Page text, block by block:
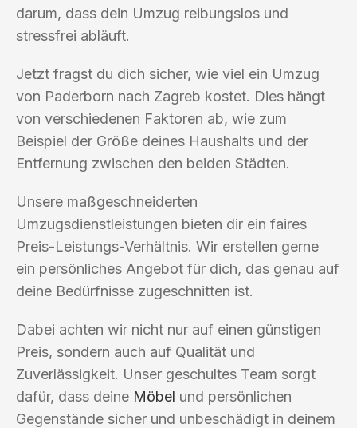
darum, dass dein Umzug reibungslos und
stressfrei abläuft.
Jetzt fragst du dich sicher, wie viel ein Umzug
von Paderborn nach Zagreb kostet. Dies hängt
von verschiedenen Faktoren ab, wie zum
Beispiel der Größe deines Haushalts und der
Entfernung zwischen den beiden Städten.
Unsere maßgeschneiderten
Umzugsdienstleistungen bieten dir ein faires
Preis-Leistungs-Verhältnis. Wir erstellen gerne
ein persönliches Angebot für dich, das genau auf
deine Bedürfnisse zugeschnitten ist.
Dabei achten wir nicht nur auf einen günstigen
Preis, sondern auch auf Qualität und
Zuverlässigkeit. Unser geschultes Team sorgt
dafür, dass deine Möbel und persönlichen
Gegenstände sicher und unbeschädigt in deinem